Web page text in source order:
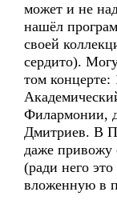
может и не
нашёл
своей
сердито).
том концерте:
Филармонии,
Дмитриев. В
даже привожу
(ради него
вложенную в